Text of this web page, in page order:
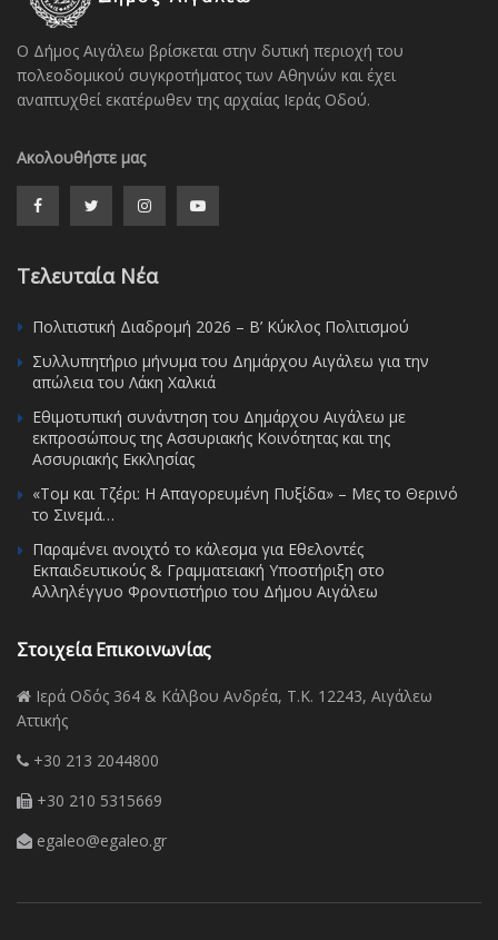
Ο Δήμος Αιγάλεω βρίσκεται στην δυτική περιοχή του
πολεοδομικού συγκροτήματος των Αθηνών και έχει
αναπτυχθεί εκατέρωθεν της αρχαίας Ιεράς Οδού.
Ακολουθήστε μας
Τελευταία Νέα
Πολιτιστική Διαδρομή 2026 – Β’ Κύκλος Πολιτισμού
Συλλυπητήριο μήνυμα του Δημάρχου Αιγάλεω για την
απώλεια του Λάκη Χαλκιά
Εθιμοτυπική συνάντηση του Δημάρχου Αιγάλεω με
εκπροσώπους της Ασσυριακής Κοινότητας και της
Ασσυριακής Εκκλησίας
«Τομ και Τζέρι: Η Απαγορευμένη Πυξίδα» – Μες το Θερινό
το Σινεμά…
Παραμένει ανοιχτό το κάλεσμα για Εθελοντές
Εκπαιδευτικούς & Γραμματειακή Υποστήριξη στο
Αλληλέγγυο Φροντιστήριο του Δήμου Αιγάλεω
Στοιχεία Επικοινωνίας
Ιερά Οδός 364 & Κάλβου Ανδρέα, Τ.Κ. 12243, Αιγάλεω
Αττικής
+30 213 2044800
+30 210 5315669
egaleo@egaleo.gr